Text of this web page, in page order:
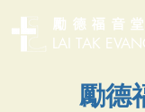
勵德福音堂
LAI TAK
勵德